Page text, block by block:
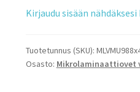
Kirjaudu sisään
Tuotetunnus (SKU):
Osasto: Mikrolaminaattiovet